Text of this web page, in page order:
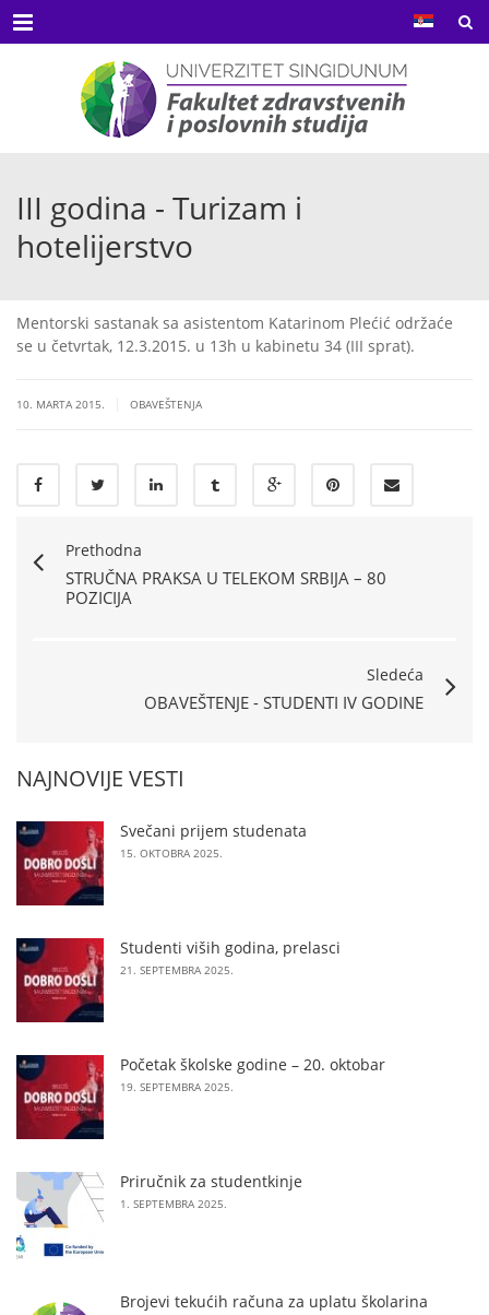
Menu
III godina - Turizam i
hotelijerstvo
Mentorski sastanak sa asistentom Katarinom Plećić održaće
se u četvrtak, 12.3.2015. u 13h u kabinetu 34 (III sprat).
10. MARTA 2015. OBAVEŠTENJA
Prethodna
STRUČNA PRAKSA U TELEKOM SRBIJA – 80
POZICIJA
Sledeća
OBAVEŠTENJE - STUDENTI IV GODINE
NAJNOVIJE VESTI
Svečani prijem studenata
15. OKTOBRA 2025.
Studenti viših godina, prelasci
21. SEPTEMBRA 2025.
Početak školske godine – 20. oktobar
19. SEPTEMBRA 2025.
Priručnik za studentkinje
1. SEPTEMBRA 2025.
Brojevi tekućih računa za uplatu školarina